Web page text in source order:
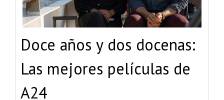
Doce años y dos docenas:
Las mejores películas de
A24